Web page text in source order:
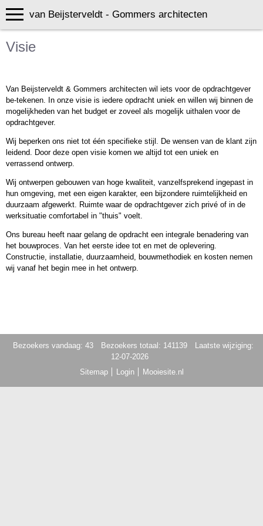
van Beijsterveldt - Gommers architecten
Visie
Van Beijsterveldt & Gommers architecten wil iets voor de opdrachtgever
be-tekenen. In onze visie is iedere opdracht uniek en willen wij binnen de
mogelijkheden van het budget er zoveel als mogelijk uithalen voor de
opdrachtgever.
Wij beperken ons niet tot één specifieke stijl. De wensen van de klant zijn
leidend. Door deze open visie komen we altijd tot een uniek en
verrassend ontwerp.
Wij ontwerpen gebouwen van hoge kwaliteit, vanzelfsprekend ingepast in
hun omgeving, met een eigen karakter, een bijzondere ruimtelijkheid en
duurzaam afgewerkt. Ruimte waar de opdrachtgever zich privé of in de
werksituatie comfortabel in "thuis" voelt.
Ons bureau heeft naar gelang de opdracht een integrale benadering van
het bouwproces. Van het eerste idee tot en met de oplevering.
Constructie, installatie, duurzaamheid, bouwmethodiek en kosten nemen
wij vanaf het begin mee in het ontwerp.
Bezoekers vandaag: 43 Bezoekers totaal: 141139
Laatste wijziging:
12-07-2026
Sitemap
Login Mooiesite.nl